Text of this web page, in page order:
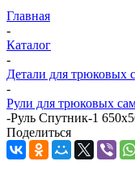
Главная
-
Каталог
-
Детали для трюковых
-
Рули для трюковых
-Руль Спутник-1
Поделиться